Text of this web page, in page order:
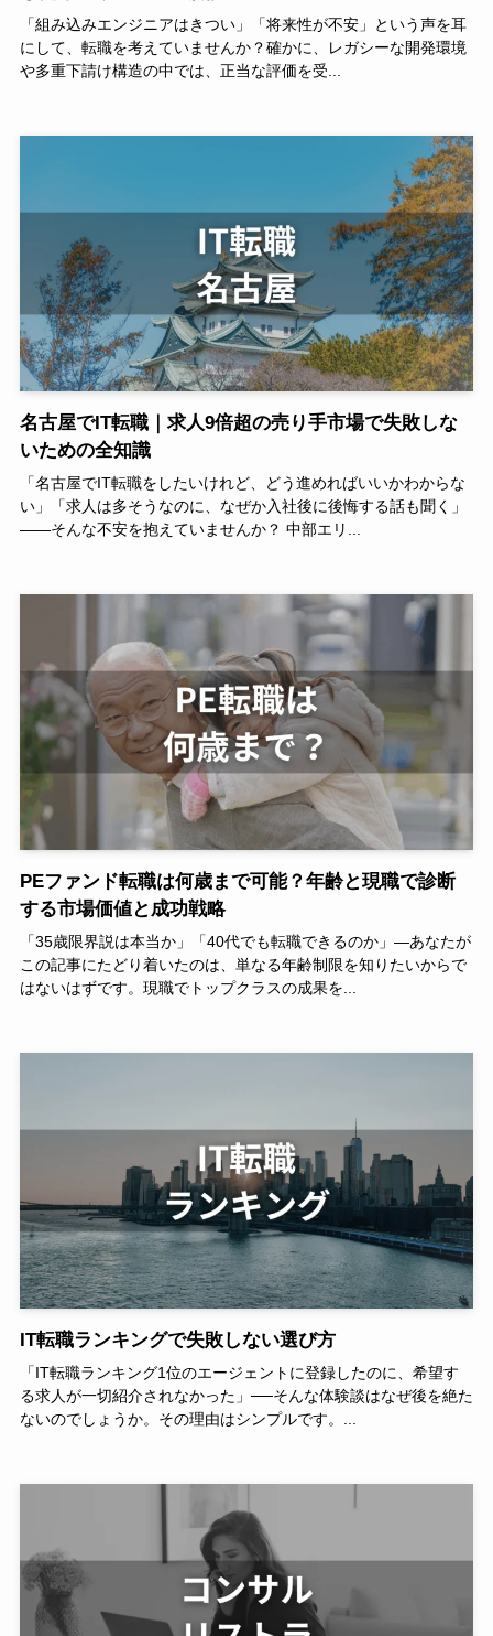
「組み込みエンジニアはきつい」「将来性が不安」という声を耳
にして、転職を考えていませんか？確かに、レガシーな開発環境
や多重下請け構造の中では、正当な評価を受...
名古屋でIT転職｜求人9倍超の売り手市場で失敗しな
いための全知識
「名古屋でIT転職をしたいけれど、どう進めればいいかわからな
い」「求人は多そうなのに、なぜか入社後に後悔する話も聞く」
——そんな不安を抱えていませんか？ 中部エリ...
PEファンド転職は何歳まで可能？年齢と現職で診断
する市場価値と成功戦略
「35歳限界説は本当か」「40代でも転職できるのか」―あなたが
この記事にたどり着いたのは、単なる年齢制限を知りたいからで
はないはずです。現職でトップクラスの成果を...
IT転職ランキングで失敗しない選び方
「IT転職ランキング1位のエージェントに登録したのに、希望す
る求人が一切紹介されなかった」──そんな体験談はなぜ後を絶た
ないのでしょうか。その理由はシンプルです。...